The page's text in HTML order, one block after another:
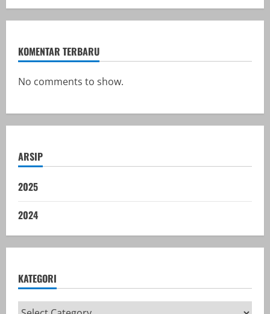
KOMENTAR TERBARU
No comments to show.
ARSIP
2025
2024
KATEGORI